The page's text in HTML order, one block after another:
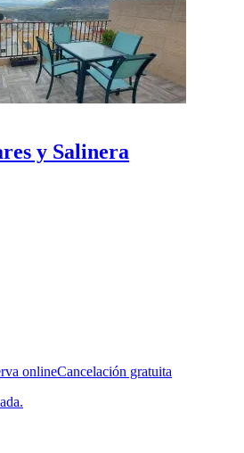
y Salinera
onlineCancelación gratuita